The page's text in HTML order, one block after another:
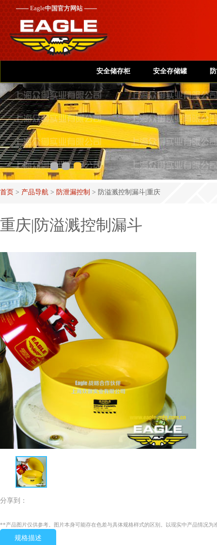
——Eagle中国官方网站 ——
安全储存柜 安全存储罐
首页 > 产品导航 > 防泄漏控制 > 防溢溅控制漏斗|重庆
重庆|防溢溅控制漏斗
分享到：
**产品图片仅供参考。图片本身可能存在色差与具体规格样式的区别。以现实中产品情况为
规格描述